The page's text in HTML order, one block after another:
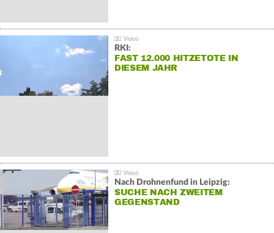
RKI:
FAST 12.000 HITZETOTE IN
DIESEM JAHR
Nach Drohnenfund in Leipzig:
SUCHE NACH ZWEITEM
GEGENSTAND